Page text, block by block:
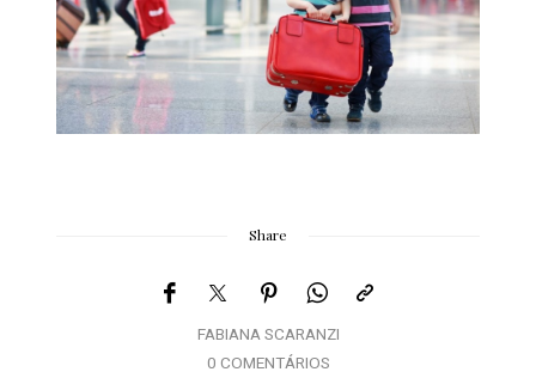
Share
FABIANA SCARANZI
0 COMENTÁRIOS